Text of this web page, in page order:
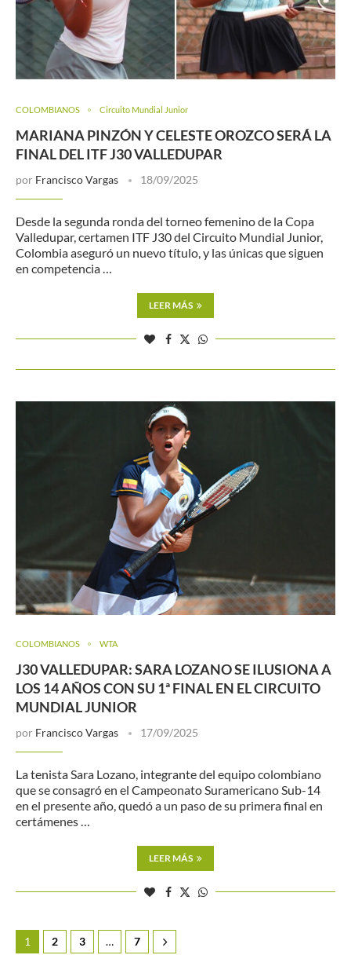
COLOMBIANOS Circuito Mundial Junior
MARIANA PINZÓN Y CELESTE OROZCO SERÁ LA
FINAL DEL ITF J30 VALLEDUPAR
por Francisco Vargas 18/09/2025
Desde la segunda ronda del torneo femenino de la Copa
Valledupar, certamen ITF J30 del Circuito Mundial Junior,
Colombia aseguró un nuevo título, y las únicas que siguen
en competencia …
LEER MÁS
COLOMBIANOS WTA
J30 VALLEDUPAR: SARA LOZANO SE ILUSIONA A
LOS 14 AÑOS CON SU 1ª FINAL EN EL CIRCUITO
MUNDIAL JUNIOR
por Francisco Vargas 17/09/2025
La tenista Sara Lozano, integrante del equipo colombiano
que se consagró en el Campeonato Suramericano Sub-14
en el presente año, quedó a un paso de su primera final en
certámenes …
LEER MÁS
1 2 3 … 7